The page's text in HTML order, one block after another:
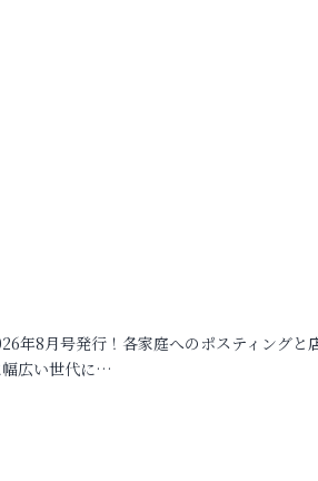
年8月号発行！各家庭へのポスティングと
幅広い世代に…